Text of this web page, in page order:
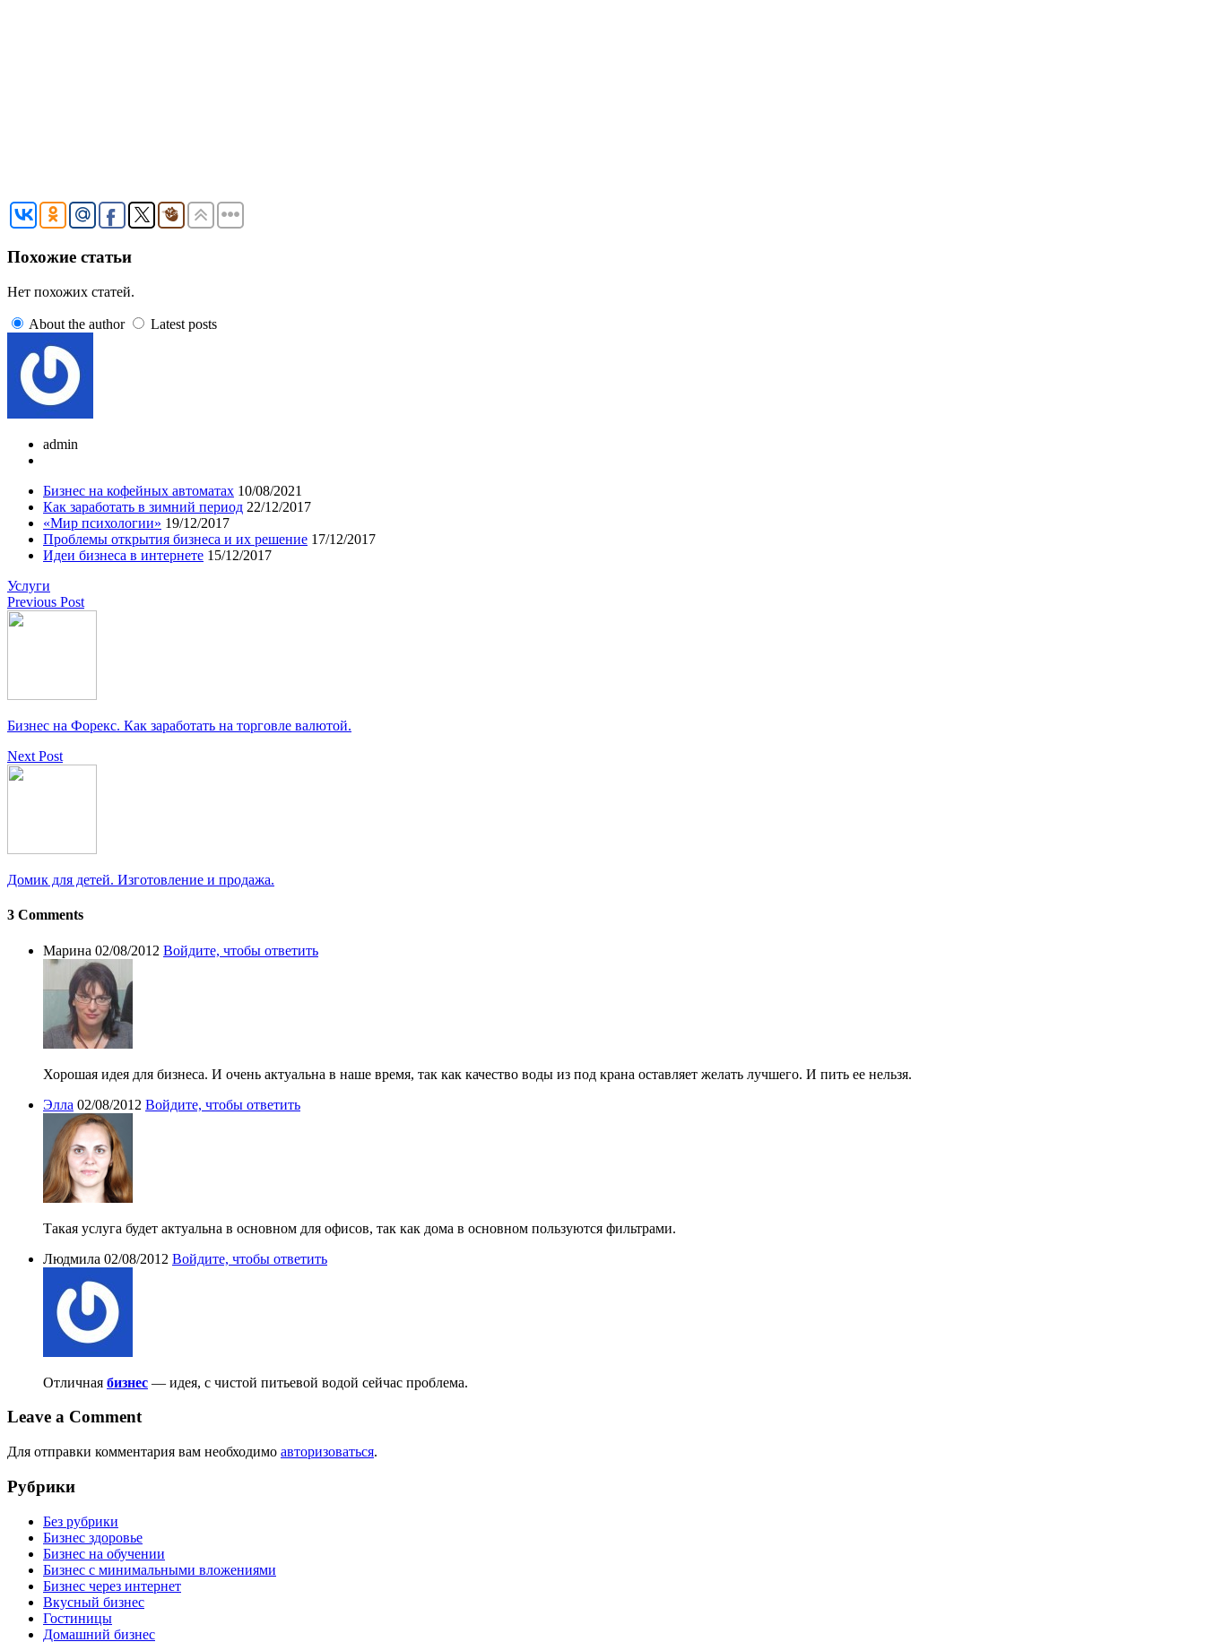
Похожие статьи
Нет похожих статей.
About the author Latest posts
admin
Бизнес на кофейных автоматах 10/08/2021
Как заработать в зимний период 22/12/2017
«Мир психологии» 19/12/2017
Проблемы открытия бизнеса и их решение 17/12/2017
Идеи бизнеса в интернете 15/12/2017
Услуги
Previous Post
Бизнес на Форекс. Как заработать на торговле валютой.
Next Post
Домик для детей. Изготовление и продажа.
3 Comments
Марина 02/08/2012 Войдите, чтобы ответить
Хорошая идея для бизнеса. И очень актуальна в наше время, так как качество воды из под крана оставляет желать лучшего. И пить ее нельзя.
Элла 02/08/2012 Войдите, чтобы ответить
Такая услуга будет актуальна в основном для офисов, так как дома в основном пользуются фильтрами.
Людмила 02/08/2012 Войдите, чтобы ответить
Отличная бизнес — идея, с чистой питьевой водой сейчас проблема.
Leave a Comment
Для отправки комментария вам необходимо авторизоваться.
Рубрики
Без рубрики
Бизнес здоровье
Бизнес на обучении
Бизнес с минимальными вложениями
Бизнес через интернет
Вкусный бизнес
Гостиницы
Домашний бизнес